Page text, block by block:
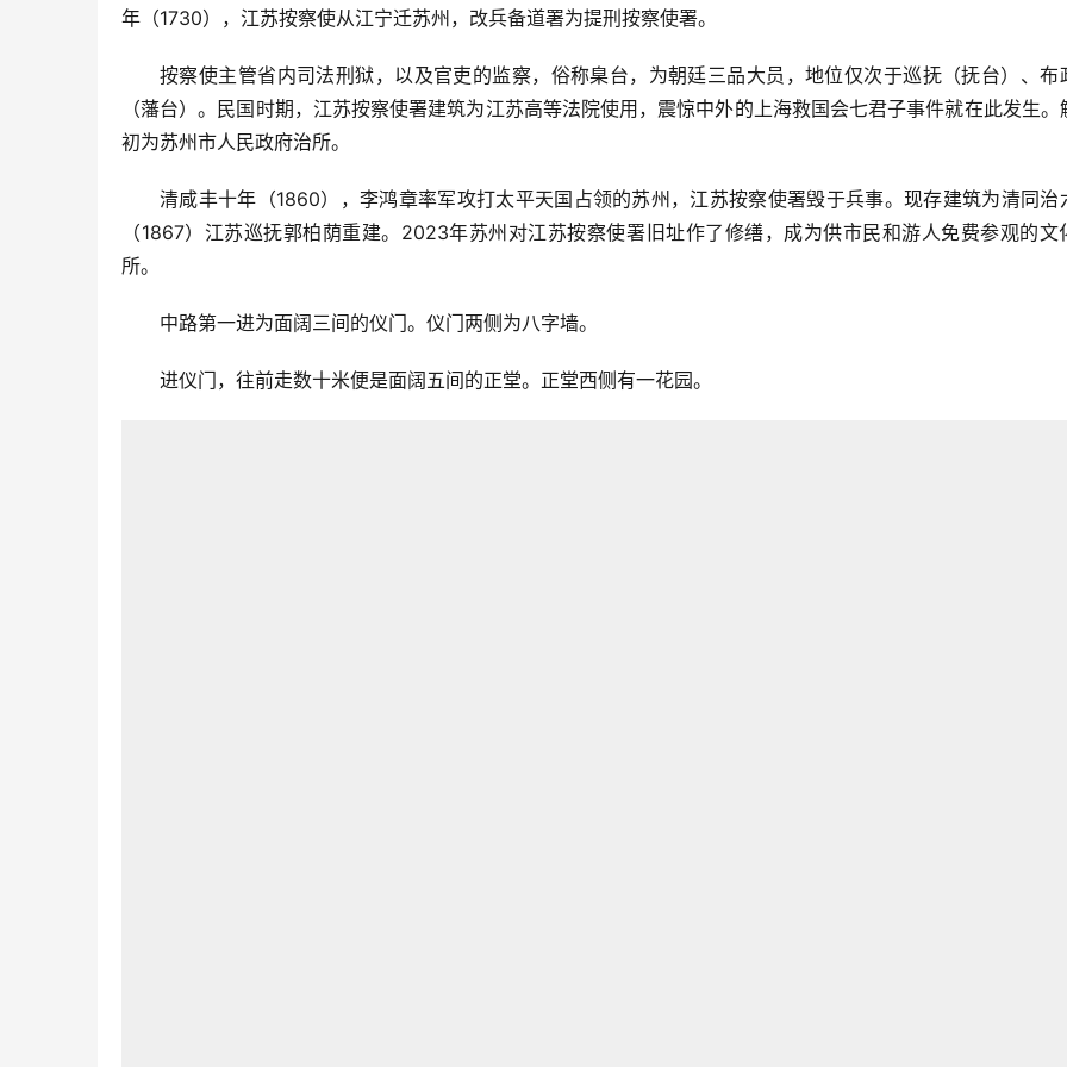
年（1730），江苏按察使从江宁迁苏州，改兵备道署为提刑按察使署。
按察使主管省内司法刑狱，以及官吏的监察，俗称臬台，为朝廷三品大员，地位仅次于巡抚（抚台）、布
（藩台）。民国时期，江苏按察使署建筑为江苏高等法院使用，震惊中外的上海救国会七君子事件就在此发生。
初为苏州市人民政府治所。
清咸丰十年（1860），李鸿章率军攻打太平天国占领的苏州，江苏按察使署毁于兵事。现存建筑为清同治
（1867）江苏巡抚郭柏荫重建。2023年苏州对江苏按察使署旧址作了修缮，成为供市民和游人免费参观的文
所。
中路第一进为面阔三间的仪门。仪门两侧为八字墙。
进仪门，往前走数十米便是面阔五间的正堂。正堂西侧有一花园。